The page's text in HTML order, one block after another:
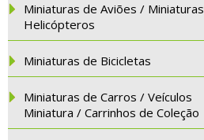
Miniaturas de Aviões / Miniaturas
Helicópteros
Miniaturas de Bicicletas
Miniaturas de Carros / Veículos
Miniatura / Carrinhos de Coleção